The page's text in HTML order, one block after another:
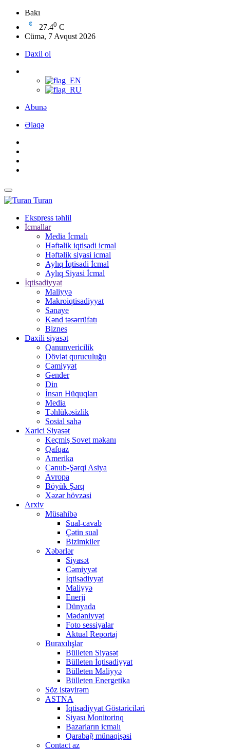
Bakı
27.40 C
Cümə, 7 Avqust 2026
Daxil ol
Abunə
Əlaqə
Turan
Ekspress təhlil
İcmallar
Media İcmalı
Həftəlik iqtisadi icmal
Həftəlik siyasi icmal
Aylıq İqtisadi İcmal
Aylıq Siyasi İcmal
İqtisadiyyat
Maliyyə
Makroiqtisadiyyat
Sənaye
Kənd təsərrüfatı
Biznes
Daxili siyasət
Qanunvericilik
Dövlət quruculuğu
Cəmiyyət
Gender
Din
İnsan Hüquqları
Media
Təhlükəsizlik
Sosial sahə
Xarici Siyasət
Keçmiş Sovet məkanı
Qafqaz
Amerika
Cənub-Şərqi Asiya
Avropa
Böyük Şərq
Xəzər hövzəsi
Arxiv
Müsahibə
Sual-cavab
Çətin sual
Bizimkiler
Xəbərlər
Siyasət
Cəmiyyət
İqtisadiyyat
Maliyyə
Enerji
Dünyada
Mədəniyyət
Foto sessiyalar
Aktual Reportaj
Buraxılışlar
Bülleten Siyasət
Bülleten İqtisadiyyat
Bülleten Maliyyə
Bülleten Energetika
Söz istəyirəm
ASTNA
İqtisadiyyat Göstəriciləri
Siyası Monitorinq
Bazarların icmalı
Qarabağ münaqişəsi
Contact az